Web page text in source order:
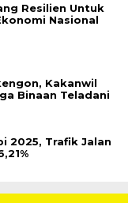
Resilien Untuk
Nasional
Kakanwil
Binaan Teladani
2025, Trafik Jalan